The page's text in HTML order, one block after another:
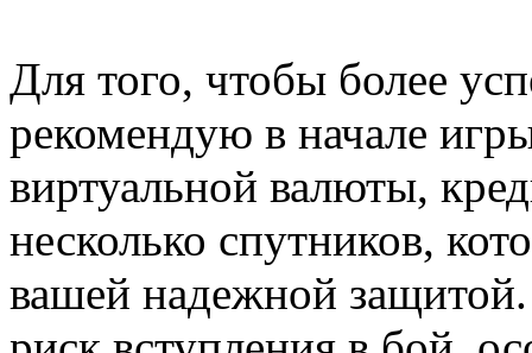
Для того, чтобы более
рекомендую в начале
виртуальной валюты,
несколько спутников,
вашей надежной защитой.